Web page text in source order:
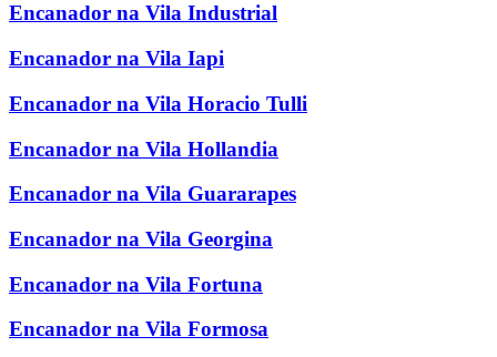
Encanador na Vila Industrial
Encanador na Vila Iapi
Encanador na Vila Horacio Tulli
Encanador na Vila Hollandia
Encanador na Vila Guararapes
Encanador na Vila Georgina
Encanador na Vila Fortuna
Encanador na Vila Formosa